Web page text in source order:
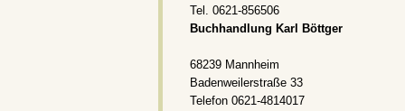
Tel. 0621-856506
Buchhandlung Karl Böttger
68239 Mannheim
Badenweilerstraße 33
Telefon 0621-4814017